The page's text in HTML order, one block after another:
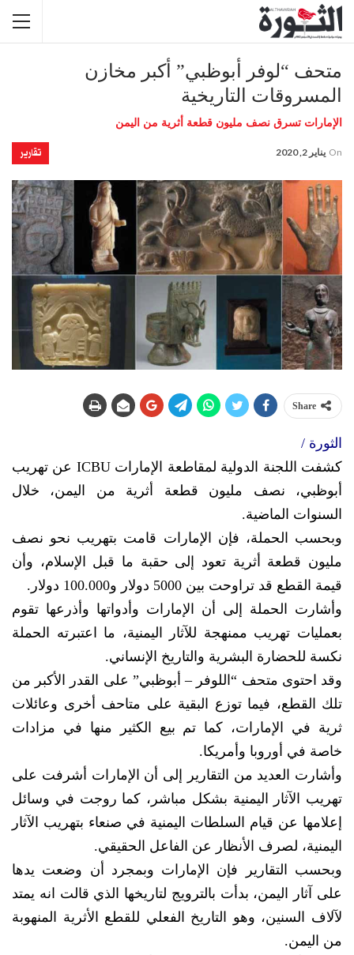
متحف “لوفر أبوظبي” أكبر مخازن
المسروقات التاريخية
الإمارات تسرق نصف مليون قطعة أثرية من اليمن
تقارير On يناير 2, 2020
Share
الثورة /
كشفت اللجنة الدولية لمقاطعة الإمارات ICBU عن تهريب
أبوظبي، نصف مليون قطعة أثرية من اليمن، خلال
السنوات الماضية.
وبحسب الحملة، فإن الإمارات قامت بتهريب نحو نصف
مليون قطعة أثرية تعود إلى حقبة ما قبل الإسلام، وأن
قيمة القطع قد تراوحت بين 5000 دولار و100.000 دولار.
وأشارت الحملة إلى أن الإمارات وأدواتها وأذرعها تقوم
بعمليات تهريب ممنهجة للآثار اليمنية، ما اعتبرته الحملة
نكسة للحضارة البشرية والتاريخ الإنساني.
وقد احتوى متحف “اللوفر – أبوظبي” على القدر الأكبر من
تلك القطع، فيما توزع البقية على متاحف أخرى وعائلات
ثرية في الإمارات، كما تم بيع الكثير منها في مزادات
خاصة في أوروبا وأمريكا.
وأشارت العديد من التقارير إلى أن الإمارات أشرفت على
تهريب الآثار اليمنية بشكل مباشر، كما روجت في وسائل
إعلامها عن قيام السلطات اليمنية في صنعاء بتهريب الآثار
اليمنية، لصرف الأنظار عن الفاعل الحقيقي.
وبحسب التقارير فإن الإمارات وبمجرد أن وضعت يدها
على آثار اليمن، بدأت بالترويج لتاريخها الذي قالت انه يمتد
لآلاف السنين، وهو التاريخ الفعلي للقطع الأثرية المنهوبة
من اليمن.